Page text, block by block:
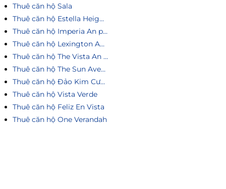
Thuê căn hộ Sala
Thuê căn hộ Estella Heights
Thuê căn hộ Imperia An phú
Thuê căn hộ Lexington An Phú
Thuê căn hộ The Vista An Phú
Thuê căn hộ The Sun Avenue
Thuê căn hộ Đảo Kim Cương
Thuê căn hộ Vista Verde
Thuê căn hộ Feliz En Vista
Thuê căn hộ One Verandah